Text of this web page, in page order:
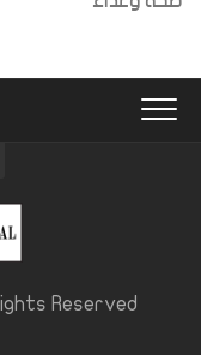
Reserved.